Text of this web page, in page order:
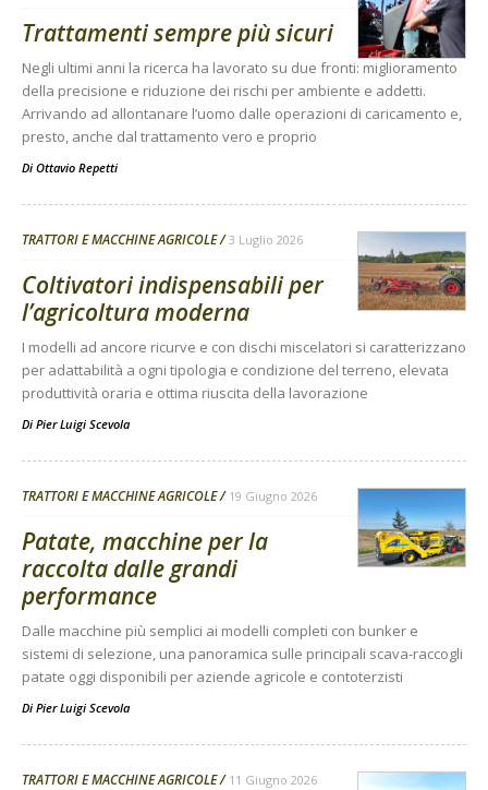
Trattamenti sempre più sicuri
Negli ultimi anni la ricerca ha lavorato su due fronti: miglioramento
della precisione e riduzione dei rischi per ambiente e addetti.
Arrivando ad allontanare l’uomo dalle operazioni di caricamento e,
presto, anche dal trattamento vero e proprio
Di Ottavio Repetti
TRATTORI E MACCHINE AGRICOLE 3 Luglio 2026
Coltivatori indispensabili per
l’agricoltura moderna
I modelli ad ancore ricurve e con dischi miscelatori si caratterizzano
per adattabilità a ogni tipologia e condizione del terreno, elevata
produttività oraria e ottima riuscita della lavorazione
Di Pier Luigi Scevola
TRATTORI E MACCHINE AGRICOLE 19 Giugno 2026
Patate, macchine per la
raccolta dalle grandi
performance
Dalle macchine più semplici ai modelli completi con bunker e
sistemi di selezione, una panoramica sulle principali scava-raccogli
patate oggi disponibili per aziende agricole e contoterzisti
Di Pier Luigi Scevola
TRATTORI E MACCHINE AGRICOLE 11 Giugno 2026